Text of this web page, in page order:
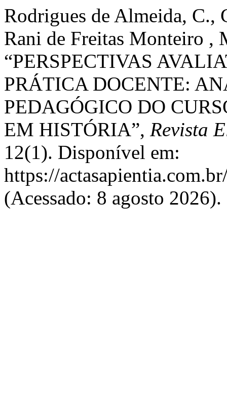
Rodrigues de Almeida, C.,
Rani de Freitas Monteiro ,
“PERSPECTIVAS
PRÁTICA DOCENTE:
PEDAGÓGICO DO
EM HISTÓRIA”, Revista
12(1). Disponível em:
https://
(Acessado: 8 agosto 2026).